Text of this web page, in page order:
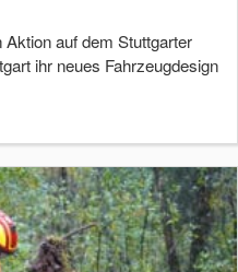
auf dem Stuttgarter
ihr neues Fahrzeugdesign